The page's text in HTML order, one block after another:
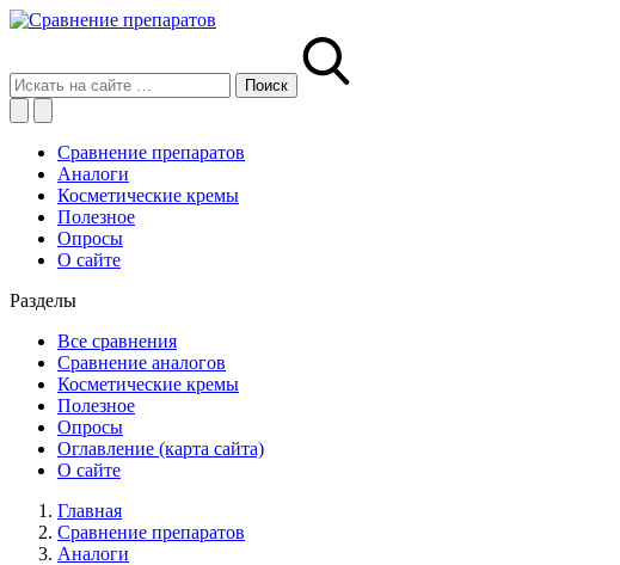
Сравнение препаратов
Аналоги
Косметические кремы
Полезное
Опросы
О сайте
Разделы
Все сравнения
Сравнение аналогов
Косметические кремы
Полезное
Опросы
Оглавление (карта сайта)
О сайте
Главная
Сравнение препаратов
Аналоги